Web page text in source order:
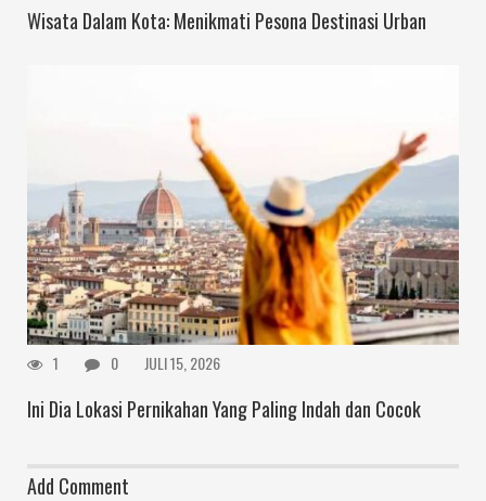
Wisata Dalam Kota: Menikmati Pesona Destinasi Urban
1 0 JULI 15, 2026
Ini Dia Lokasi Pernikahan Yang Paling Indah dan Cocok
Add Comment